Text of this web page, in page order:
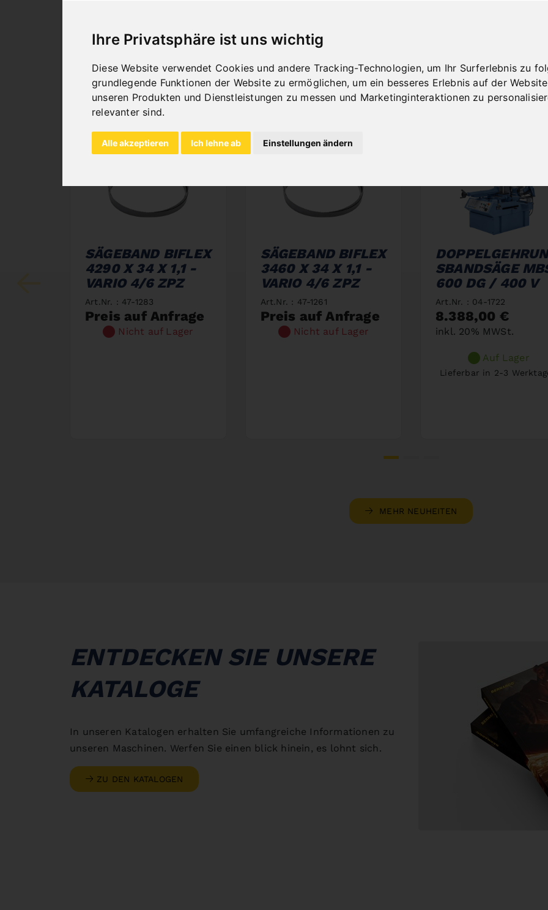
Ihre Privatsphäre ist uns wichtig
Diese Website verwendet Cookies und andere Tracking-Technologien, um Ihr Surferlebnis zu
grundlegende Funktionen der Website zu ermöglichen, um ein besseres Erlebnis auf der
unseren Produkten und Dienstleistungen zu messen und Marketinginteraktionen zu
relevanter sind.
Alle akzeptieren Ich lehne ab Einstellungen ändern
NEUHEITEN
SÄGEBAND BIFLEX
4290 X 34 X 1,1 -
VARIO 4/6 ZPZ
Art.Nr. : 47-1283
Preis auf Anfrage
Nicht auf Lager
SÄGEBAND BIFLEX
3460 X 34 X 1,1 -
VARIO 4/6 ZPZ
Art.Nr. : 47-1261
Preis auf Anfrage
Nicht auf Lager
SBANDSÄGE
600 DG / 400 V
Art.Nr. : 04-1722
8.388,00 €
inkl. 20% MWSt.
Auf Lager
Lieferbar in 2-3
MEHR NEUHEITEN
ENTDECKEN SIE UNSERE
KATALOGE
In unseren Katalogen erhalten Sie umfangreiche Informationen zu
unseren Maschinen. Werfen Sie einen blick hinein, es lohnt sich.
ZU DEN KATALOGEN